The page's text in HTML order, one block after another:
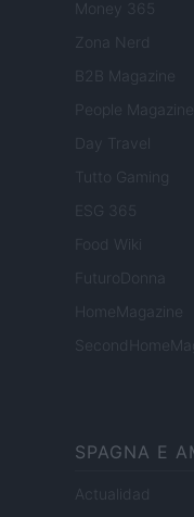
Money 365
Zona Nerd
B2B Magazine
People Magazine
Day Travel
Tutto Gaming
ESG 365
Food Wiki
FuturoDonna
HomeMagazine
SPAGNA E
Actualidad